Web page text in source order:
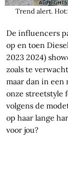
Trend alert.
De influencers
op en toen
2023 2024)
zoals te
maar dan in een
onze streetstyle
volgens de
op haar lange
voor jou?